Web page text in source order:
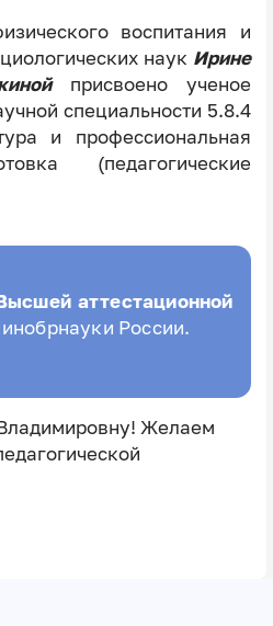
воспитания и
наук Ирине
присвоено ученое
специальности 5.8.4
и профессиональная
(педагогические
аттестационной
России.
Желаем